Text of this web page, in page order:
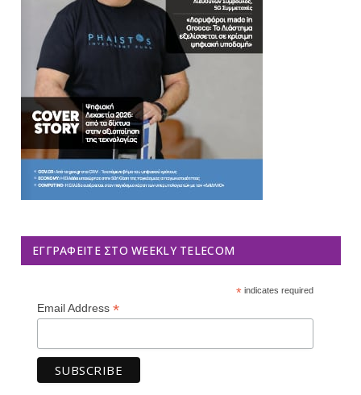
ΕΓΓΡΑΦΕΊΤΕ ΣΤΟ WEEKLY TELECOM
*indicates required
Email Address *